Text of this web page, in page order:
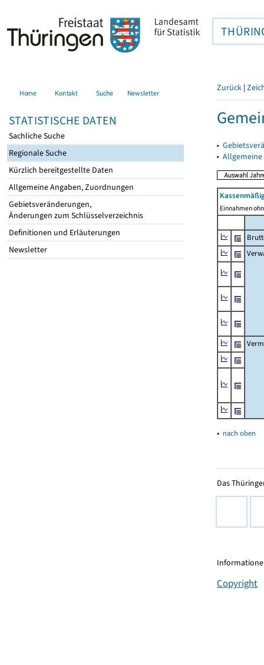
Home Kontakt Suche Newsletter
STATISTISCHE DATEN
Sachliche Suche
Regionale Suche
Kürzlich bereitgestellte Daten
Allgemeine Angaben, Zuordnungen
Gebietsveränderungen,
Änderungen zum Schlüsselverzeichnis
Definitionen und Erläuterungen
Newsletter
Zurück |
▸
▸
Einnahmen
▴ nach oben
Das
Copyright